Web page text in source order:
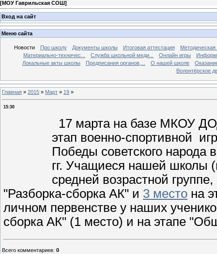
[МОУ Гаврильская СОШ]
Вход на сайт
Меню сайта
Новости Про школу Документы школы Итоговая аттестация
Методическая
Материально-техничес...
Служба школьной меди... Онлайн игры
Локальные акты школы
Предписания органов,... О нашей школе
Волонтёрское
Главная » 2015 » Март » 19 »
15:30
17 марта на базе МКОУ
этап военно-спортивной
Победы советского народа
гг. Учащиеся нашей школы
средней возрастной
"Разборка-сборка АК" и 3 место на
личном первенстве у наших
сборка АК" (1 место) и на этапе
Всего комментариев: 0